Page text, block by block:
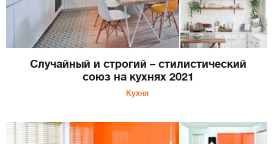
Случайный и строгий – стилистический
союз на кухнях 2021
Кухня